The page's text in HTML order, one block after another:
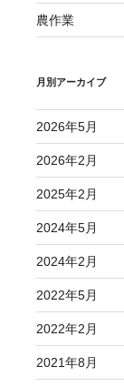
農作業
月別アーカイブ
2026年5月
2026年2月
2025年2月
2024年5月
2024年2月
2022年5月
2022年2月
2021年8月